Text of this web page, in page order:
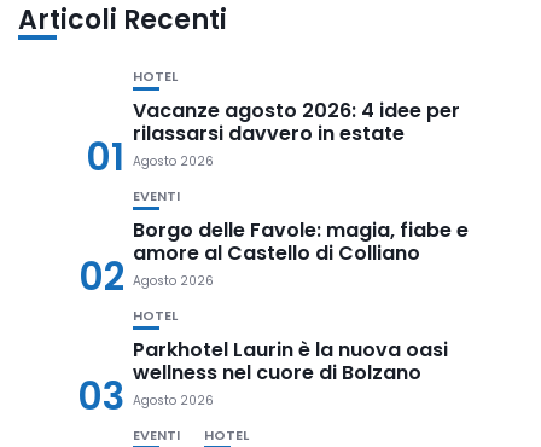
Articoli Recenti
01
HOTEL
Vacanze agosto 2026: 4 idee per
rilassarsi davvero in estate
Agosto 2026
02
EVENTI
Borgo delle Favole: magia, fiabe e
amore al Castello di Colliano
Agosto 2026
03
HOTEL
Parkhotel Laurin è la nuova oasi
wellness nel cuore di Bolzano
Agosto 2026
EVENTI HOTEL